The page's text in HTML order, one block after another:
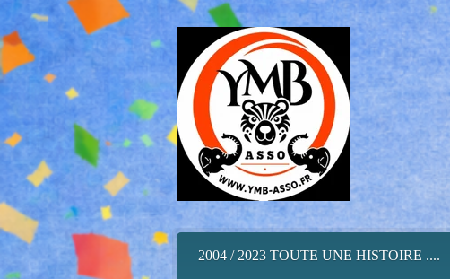
Passer
au
contenu
principal
2004 / 2023 TOUTE UNE HISTOIRE ....